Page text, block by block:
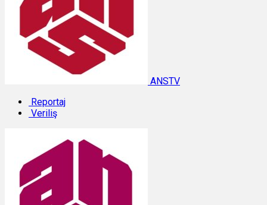
ANSTV
Reportaj
Veriliş